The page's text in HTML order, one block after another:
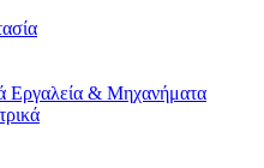
Εργαλεία & Μηχανήματα